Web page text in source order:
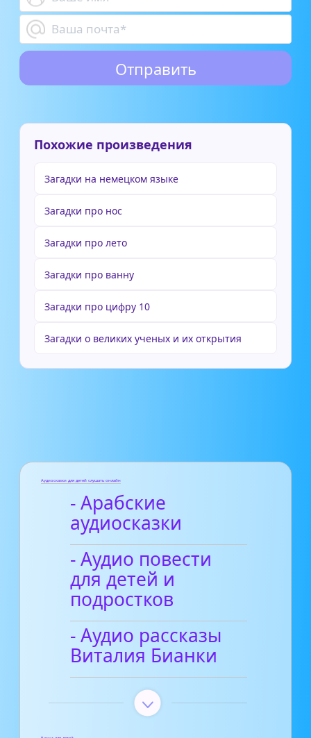
Похожие произведения
Загадки на немецком языке
Загадки про нос
Загадки про лето
Загадки про ванну
Загадки про цифру 10
Загадки о великих ученых и их открытия
Аудиосказки для детей слушать онлайн
- Арабские
аудиосказки
- Аудио повести
для детей и
подростков
- Аудио рассказы
Виталия Бианки